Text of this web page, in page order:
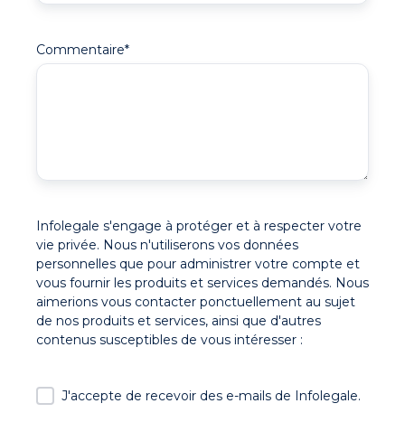
Commentaire*
Infolegale s'engage à protéger et à respecter votre
vie privée. Nous n'utiliserons vos données
personnelles que pour administrer votre compte et
vous fournir les produits et services demandés. Nous
aimerions vous contacter ponctuellement au sujet
de nos produits et services, ainsi que d'autres
contenus susceptibles de vous intéresser :
J'accepte de recevoir des e-mails de Infolegale.